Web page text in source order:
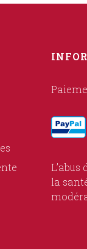
la